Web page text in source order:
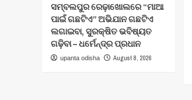
ସମ୍ବଲପୁର ରେଢ଼ାଖୋଲରେ “ମାଆ
ପାଇଁ ଗଛଟିଏ” ଅଭିଯାନ ଗଛଟିଏ
ଲଗାଇବା, ସୁରକ୍ଷିତ ଭବିଷ୍ୟତ
ଗଢ଼ିବା – ଧର୍ମେନ୍ଦ୍ର ପ୍ରଧାନ
upanta odisha August 8, 2026